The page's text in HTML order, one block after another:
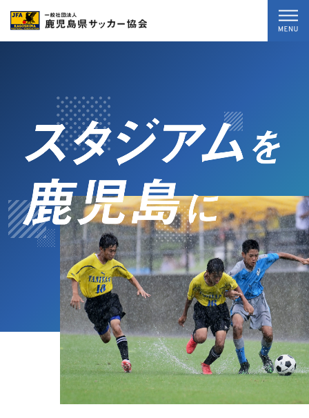
最新情報
試合結果
協会案内
お問い合わせ
暴力等根絶相談案内
サイトマップ
各種様式
関連リンク